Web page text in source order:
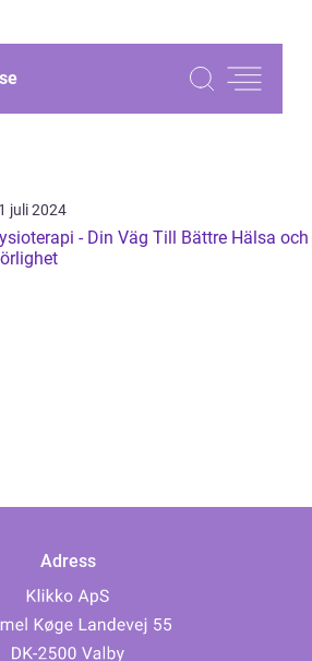
se
juli 2024
- Din Väg Till Bättre Hälsa och
Adress